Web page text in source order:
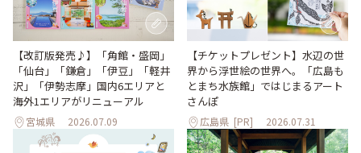
【改訂版発売♪】「角館・盛岡」
「仙台」「鎌倉」「伊豆」「軽井
沢」「伊勢志摩」国内6エリアと
海外1エリアがリニューアル
宮城県 2026.07.09
【チケットプレゼント】水辺の世
界から浮世絵の世界へ。「広島も
とまち水族館」ではじまるアート
さんぽ
広島県 [PR] 2026.07.31